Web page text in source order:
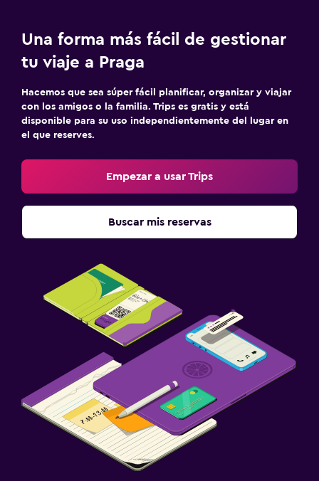
Una forma más fácil de gestionar
tu viaje a Praga
Hacemos que sea súper fácil planificar, organizar y viajar
con los amigos o la familia. Trips es gratis y está
disponible para su uso independientemente del lugar en
el que reserves.
Empezar a usar Trips
Buscar mis reservas